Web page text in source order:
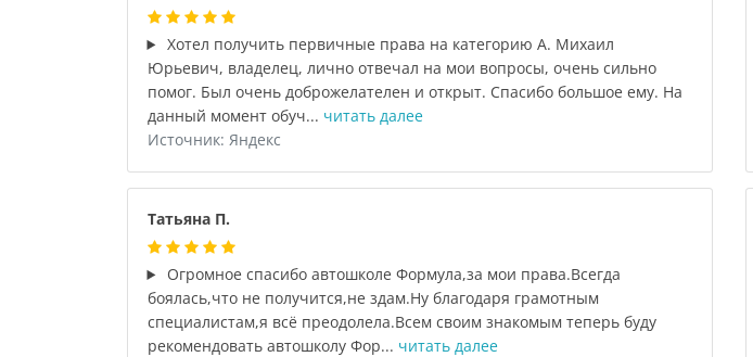
Хотел получить первичные права на категорию А. Михаил
Юрьевич, владелец, лично отвечал на мои вопросы, очень сильно
помог. Был очень доброжелателен и открыт. Спасибо большое ему. На
данный момент обуч... читать далее
Источник: Яндекс
Татьяна П.
Огромное спасибо автошколе Формула,за мои права.Всегда
боялась,что не получится,не здам.Ну благодаря грамотным
специалистам,я всё преодолела.Всем своим знакомым теперь буду
рекомендовать автошколу Фор... читать далее